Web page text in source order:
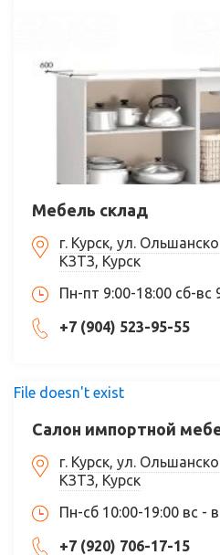
Мебель склад
г. Курск, ул.
КЗТЗ, Курск
Пн-пт 9:00-18:00 сб-вс
+7 (904) 523-95-55
File doesn't exist
Салон импортной
г. Курск, ул.
КЗТЗ, Курск
Пн-сб 10:00-19:00 вс -
+7 (920) 706-17-15